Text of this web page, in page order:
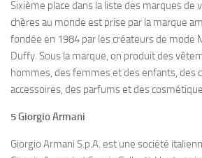
Sixième place dans la liste des marques de
chères au monde est prise par la marque
fondée en 1984 par les créateurs de mode
Duffy. Sous la marque, on produit des
hommes, des femmes et des enfants, des
accessoires, des parfums et des
5 Giorgio Armani
Giorgio Armani S.p.A. est une société